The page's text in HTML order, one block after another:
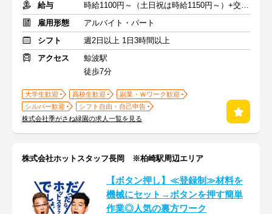
給与
時給1100円～（土日祝は時給1150円～）+交通費
雇用形態
アルバイト・パート
シフト
週2日以上 1日3時間以上
アクセス
鯨波駅
徒歩7分
大学生歓迎 高校生歓迎
副業・Ｗワーク歓迎
シルバー歓迎
シフト自由・自己申告
株式会社季がさね緑園の求人一覧を見る
株式会社ホットスタッフ長岡 ※柏崎駅周辺エリア
【ボタン押し】≪登録制≫材料を
機械にセット→ボタンを押す簡単
作業◎人気の裏方ワーク